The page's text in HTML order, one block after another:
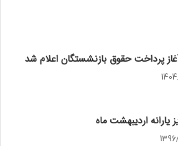
پرداخت حقوق بازنشستگان اعلام شد
یارانه اردیبهشت ماه